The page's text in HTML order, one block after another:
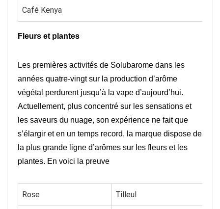
Café Kenya
Fleurs et plantes
Les premières activités de Solubarome dans les
années quatre-vingt sur la production d’arôme
végétal perdurent jusqu’à la vape d’aujourd’hui.
Actuellement, plus concentré sur les sensations et
les saveurs du nuage, son expérience ne fait que
s’élargir et en un temps record, la marque dispose de
la plus grande ligne d’arômes sur les fleurs et les
plantes. En voici la preuve
Rose Tilleul